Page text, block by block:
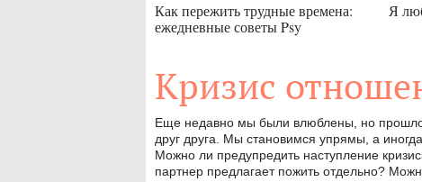
Как пережить трудные времена:
ежедневные советы Psy
Я
Кризис
Еще недавно мы были влюблены, но прошло
друг друга. Мы становимся упрямы, а
Можно ли предупредить наступление
партнер предлагает пожить отдельно?